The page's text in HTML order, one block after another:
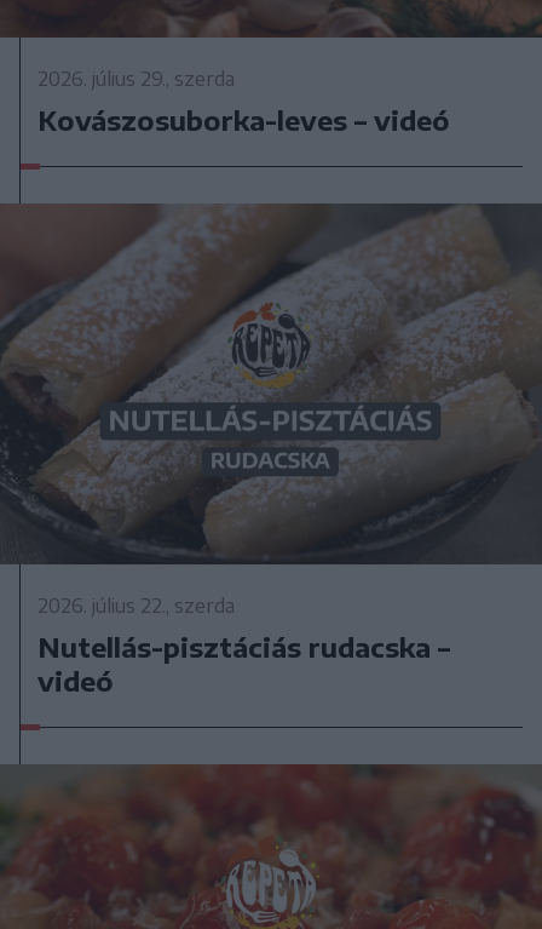
2026. július 29., szerda
Kovászosuborka-leves – videó
2026. július 22., szerda
Nutellás-pisztáciás rudacska –
videó